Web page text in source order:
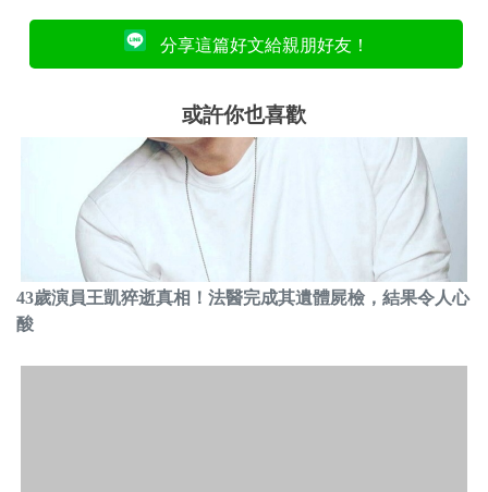
分享這篇好文給親朋好友！
或許你也喜歡
43歲演員王凱猝逝真相！法醫完成其遺體屍檢，結果令人心
酸